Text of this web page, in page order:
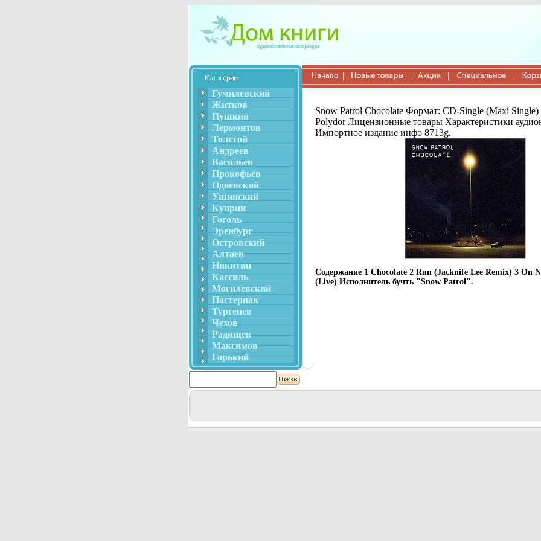
Гумилевский
Житков
Пушкин
Лермонтов
Толстой
Андреев
Васильев
Прокофьев
Одоевский
Ушинский
Куприн
Гоголь
Эренбург
Островский
Алтаев
Никитин
Кассиль
Могилевский
Пастернак
Тургенев
Чехов
Радищев
Максимов
Горький
Snow Patrol Chocolate Формат: CD-Single (Maxi
Polydor Лицензионные товары Характеристики
Импортное издание инфо 8713g.
Содержание 1 Chocolate 2 Run (Jacknife Lee Remix) 3 On
(Live) Исполнитель бучть "Snow Patrol".